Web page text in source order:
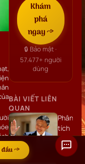
Khám
phá
ngay →
🔒 Bảo mật ·
57.477+ người
dùng
BÀI VIẾT LIÊN
QUAN
Phân
tích
khuôn
mặt
Jack
đầu →